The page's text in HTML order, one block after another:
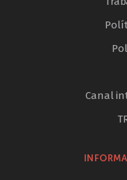
Canal